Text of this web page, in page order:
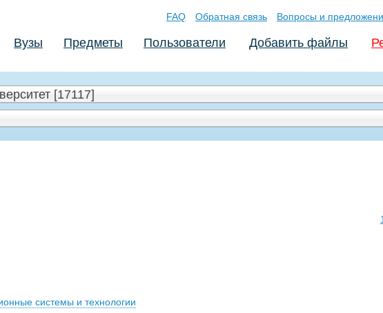
FAQ Обратная связь Вопросы и
Вузы Предметы Пользователи Добавить файлы
[17117]
системы и технологии